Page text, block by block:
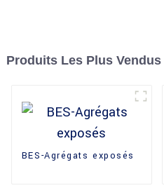
Produits Les Plus Vendus
BES-Agrégats exposés